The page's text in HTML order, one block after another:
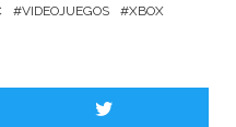
VIDEOJUEGOS XBOX